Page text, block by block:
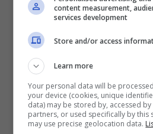
la glicemia.
Ecco il video in cui
content measurement,
services development
Store and/or access
Learn more
Your personal data will be
your device (cookies, unique
data) may be stored by, accessed
partners, or used specifically by this
may use precise geolocation data.